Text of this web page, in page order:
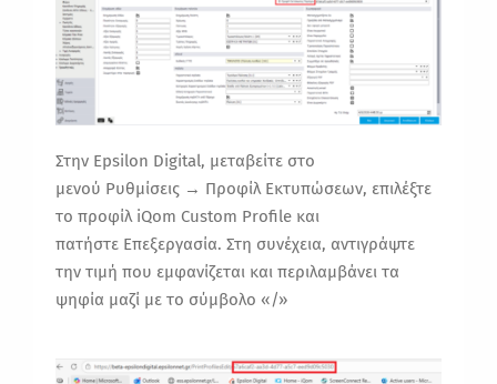
Στην Epsilon Digital, μεταβείτε στο
μενού Ρυθμίσεις → Προφίλ Εκτυπώσεων, επιλέξτε
το προφίλ iQom Custom Profileκαι
πατήστε Επεξεργασία. Στη συνέχεια, αντιγράψτε
την τιμή που εμφανίζεται και περιλαμβάνει τα
ψηφία μαζί με το σύμβολο «/»